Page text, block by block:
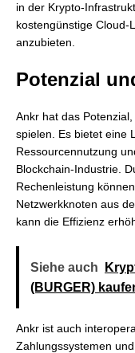
in der Krypto-
kostengünstige Cloud-
anzubieten.
Potenzial
Ankr hat das
spielen. Es bietet eine
Ressourcennutzung
Blockchain-Industrie.
Rechenleistung
Netzwerkknoten aus
kann die Effizienz
Siehe auch
(BURGER)
Ankr ist auch
Zahlungssystemen